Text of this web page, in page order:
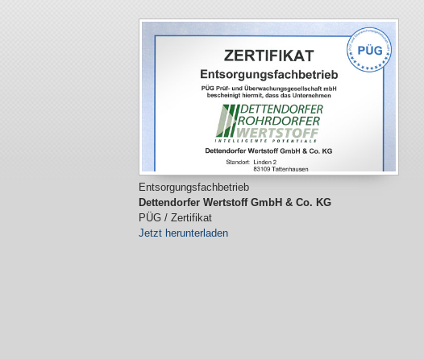
Entsorgungsfachbetrieb
Dettendorfer Wertstoff GmbH & Co. KG
PÜG / Zertifikat
Jetzt herunterladen